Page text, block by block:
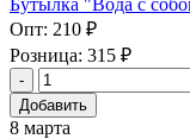
Опт: 210 ₽
Розница: 315 ₽
Добавить
8 марта